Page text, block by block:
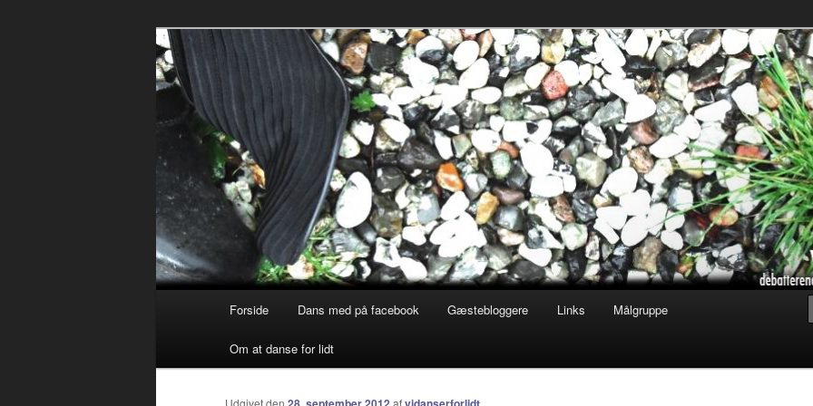
vidanserforlidt.dk
Debatterende tekster med filosofisk tilsnit om hverdagens glæder og genvordigheder
Fortsæt
til
primært
Forside Dans med på facebook Gæstebloggere Links Målgruppe
Om at danse for lidt